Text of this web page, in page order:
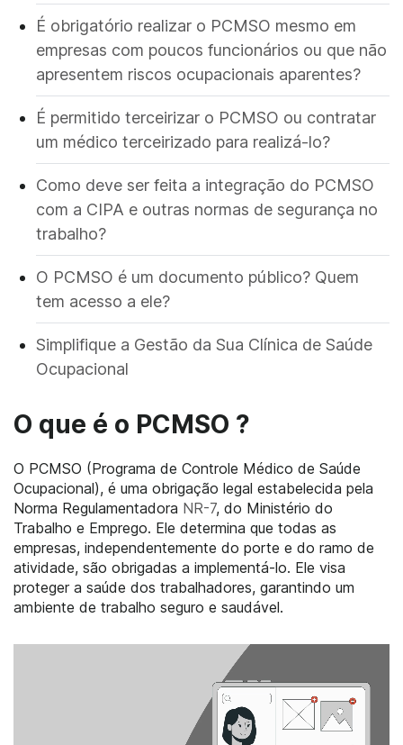
É obrigatório realizar o PCMSO mesmo em
empresas com poucos funcionários ou que não
apresentem riscos ocupacionais aparentes?
É permitido terceirizar o PCMSO ou contratar
um médico terceirizado para realizá-lo?
Como deve ser feita a integração do PCMSO
com a CIPA e outras normas de segurança no
trabalho?
O PCMSO é um documento público? Quem
tem acesso a ele?
Simplifique a Gestão da Sua Clínica de Saúde
Ocupacional
O que é o PCMSO ?
O PCMSO (Programa de Controle Médico de Saúde
Ocupacional), é uma obrigação legal estabelecida pela
Norma Regulamentadora NR-7, do Ministério do
Trabalho e Emprego. Ele determina que todas as
empresas, independentemente do porte e do ramo de
atividade, são obrigadas a implementá-lo. Ele visa
proteger a saúde dos trabalhadores, garantindo um
ambiente de trabalho seguro e saudável.